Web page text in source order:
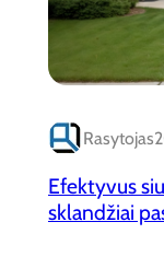
Rasytojas
Efektyvus
sklandžiai